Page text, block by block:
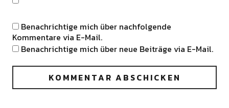
Benachrichtige mich über nachfolgende
Kommentare via E-Mail.
Benachrichtige mich über neue Beiträge via E-Mail.